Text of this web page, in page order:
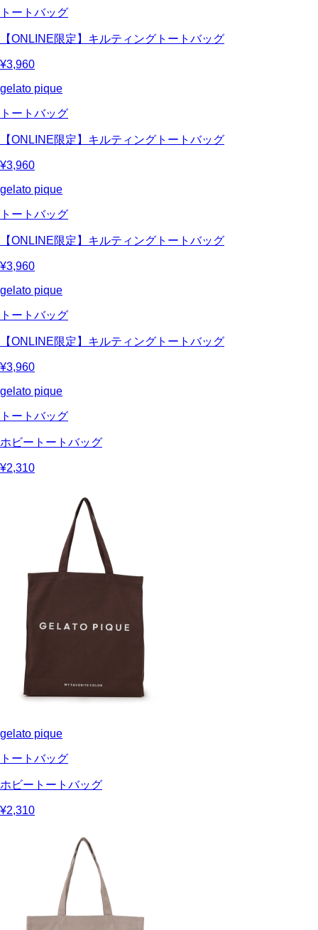
トートバッグ
【ONLINE限定】キルティングトートバッグ
¥3,960
gelato pique
トートバッグ
【ONLINE限定】キルティングトートバッグ
¥3,960
gelato pique
トートバッグ
【ONLINE限定】キルティングトートバッグ
¥3,960
gelato pique
トートバッグ
【ONLINE限定】キルティングトートバッグ
¥3,960
gelato pique
トートバッグ
ホビートートバッグ
¥2,310
gelato pique
トートバッグ
ホビートートバッグ
¥2,310